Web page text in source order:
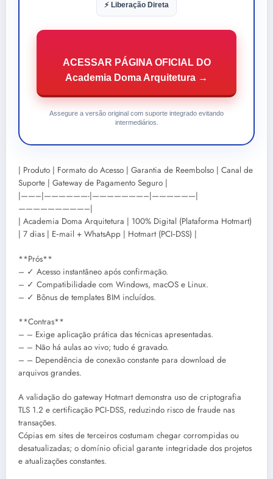
⚡ Liberação Direta
ACESSAR PÁGINA OFICIAL DO
Academia Doma Arquitetura →
Assegure a versão original com suporte integrado evitando
intermediários.
| Produto | Formato do Acesso | Garantia de Reembolso | Canal de
Suporte | Gateway de Pagamento Seguro |
|——–|——————-|———————–|——————|
—————————–|
| Academia Doma Arquitetura | 100% Digital (Plataforma Hotmart)
| 7 dias | E‑mail + WhatsApp | Hotmart (PCI‑DSS) |
**Prós**
– ✓ Acesso instantâneo após confirmação.
– ✓ Compatibilidade com Windows, macOS e Linux.
– ✓ Bônus de templates BIM incluídos.
**Contras**
– – Exige aplicação prática das técnicas apresentadas.
– – Não há aulas ao vivo; tudo é gravado.
– – Dependência de conexão constante para download de
arquivos grandes.
A validação do gateway Hotmart demonstra uso de criptografia
TLS 1.2 e certificação PCI‑DSS, reduzindo risco de fraude nas
transações.
Cópias em sites de terceiros costumam chegar corrompidas ou
desatualizadas; o domínio oficial garante integridade dos projetos
e atualizações constantes.